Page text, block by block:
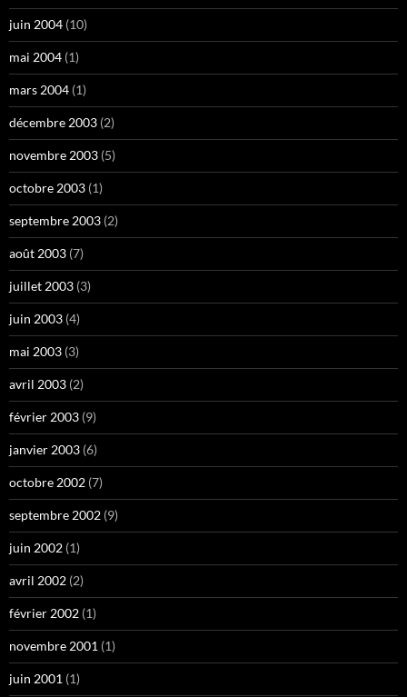
juin 2004 (10)
mai 2004 (1)
mars 2004 (1)
décembre 2003 (2)
novembre 2003 (5)
octobre 2003 (1)
septembre 2003 (2)
août 2003 (7)
juillet 2003 (3)
juin 2003 (4)
mai 2003 (3)
avril 2003 (2)
février 2003 (9)
janvier 2003 (6)
octobre 2002 (7)
septembre 2002 (9)
juin 2002 (1)
avril 2002 (2)
février 2002 (1)
novembre 2001 (1)
juin 2001 (1)